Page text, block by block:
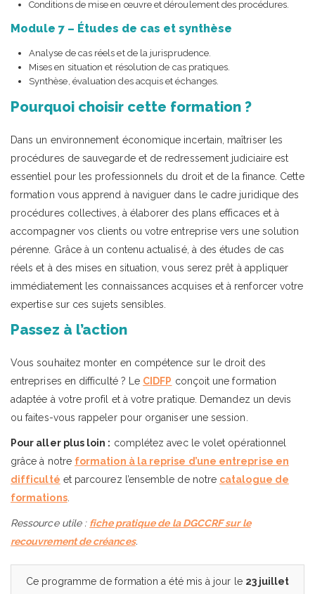
Conditions de mise en œuvre et déroulement des procédures.
Module 7 – Études de cas et synthèse
Analyse de cas réels et de la jurisprudence.
Mises en situation et résolution de cas pratiques.
Synthèse, évaluation des acquis et échanges.
Pourquoi choisir cette formation ?
Dans un environnement économique incertain, maîtriser les
procédures de sauvegarde et de redressement judiciaire est
essentiel pour les professionnels du droit et de la finance. Cette
formation vous apprend à naviguer dans le cadre juridique des
procédures collectives, à élaborer des plans efficaces et à
accompagner vos clients ou votre entreprise vers une solution
pérenne. Grâce à un contenu actualisé, à des études de cas
réels et à des mises en situation, vous serez prêt à appliquer
immédiatement les connaissances acquises et à renforcer votre
expertise sur ces sujets sensibles.
Passez à l’action
Vous souhaitez monter en compétence sur le droit des
entreprises en difficulté ? Le CIDFP conçoit une formation
adaptée à votre profil et à votre pratique. Demandez un devis
ou faites-vous rappeler pour organiser une session.
Pour aller plus loin : complétez avec le volet opérationnel
grâce à notre formation à la reprise d’une entreprise en
difficulté et parcourez l’ensemble de notre catalogue de
formations.
Ressource utile : fiche pratique de la DGCCRF sur le
recouvrement de créances.
Ce programme de formation a été mis à jour le 23 juillet